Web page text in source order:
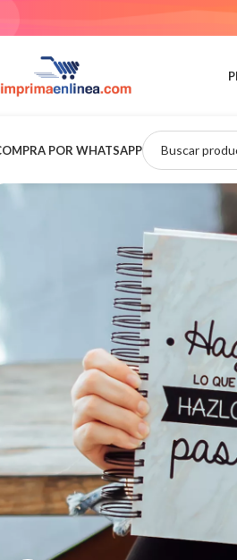
POR WHATSAPP